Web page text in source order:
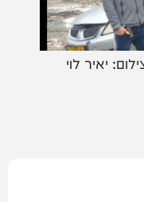
יאיר לוי